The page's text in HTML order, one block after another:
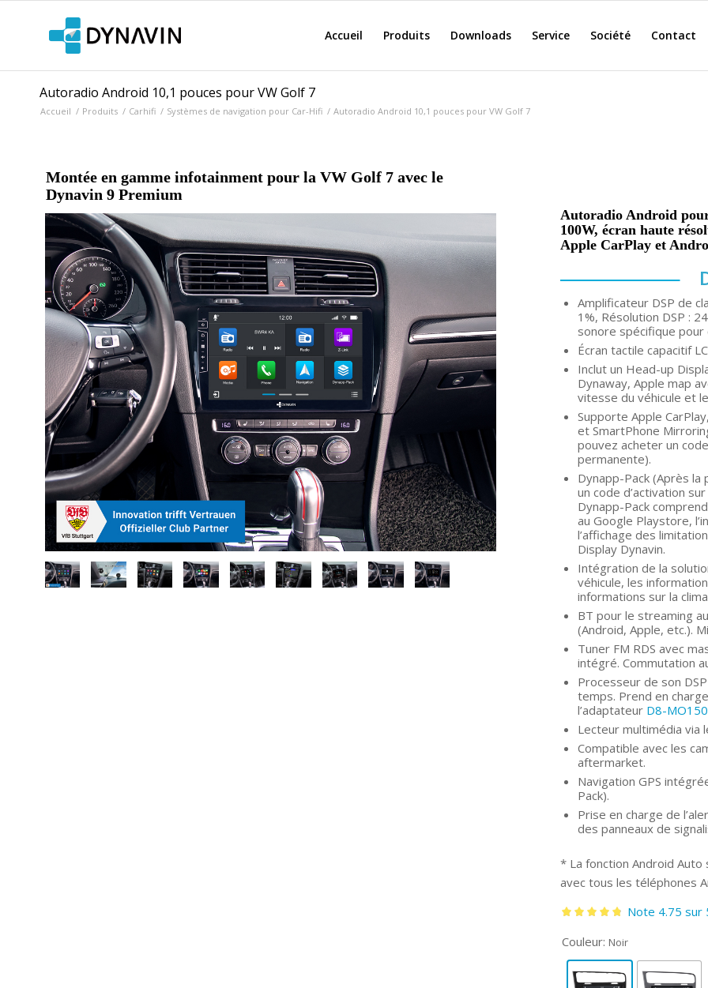
Accueil Produits Downloads Service Société Contact
Autoradio Android 10,1 pouces pour VW Golf 7
Accueil / Produits / Carhifi / Systèmes de navigation pour Car-Hifi / Autoradio Android 10,1 pouces pour VW Golf 7
Montée en gamme infotainment pour la VW Golf 7 avec le
Dynavin 9 Premium
Autoradio Android
100W, écran haute
Apple CarPlay et
Amplificateur DSP de
1%, Résolution DSP :
sonore spécifique pour
Écran tactile capacitif
Inclut un Head-up
Dynaway, Apple map
vitesse du véhicule et
Supporte Apple
et SmartPhone
pouvez acheter un
permanente).
Dynapp-Pack (Après
un code d’activation
Dynapp-Pack
au Google Playstore,
l’affichage des
Display Dynavin.
Intégration de la
véhicule, les
informations sur la
BT pour le streaming
(Android, Apple, etc.).
Tuner FM RDS avec
intégré. Commutation
Processeur de son
temps. Prend en
l’adaptateur D8-
Lecteur multimédia via
Compatible avec les
aftermarket.
Navigation GPS
Pack).
Prise en charge de
des panneaux de
* La fonction Android Auto
avec tous les téléphones
sur 5
Note 4.75 sur
Couleur: Noir